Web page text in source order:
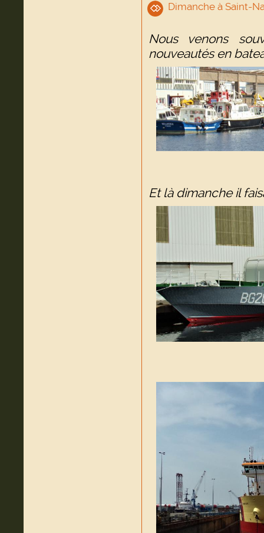
Dimanche à Saint-
Nous venons
nouveautés en
Et là dimanche il